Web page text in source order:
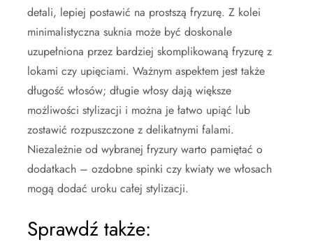
detali, lepiej postawić na prostszą fryzurę. Z kolei
minimalistyczna suknia może być doskonale
uzupełniona przez bardziej skomplikowaną fryzurę z
lokami czy upięciami. Ważnym aspektem jest także
długość włosów; długie włosy dają większe
możliwości stylizacji i można je łatwo upiąć lub
zostawić rozpuszczone z delikatnymi falami.
Niezależnie od wybranej fryzury warto pamiętać o
dodatkach – ozdobne spinki czy kwiaty we włosach
mogą dodać uroku całej stylizacji.
Sprawdź także: